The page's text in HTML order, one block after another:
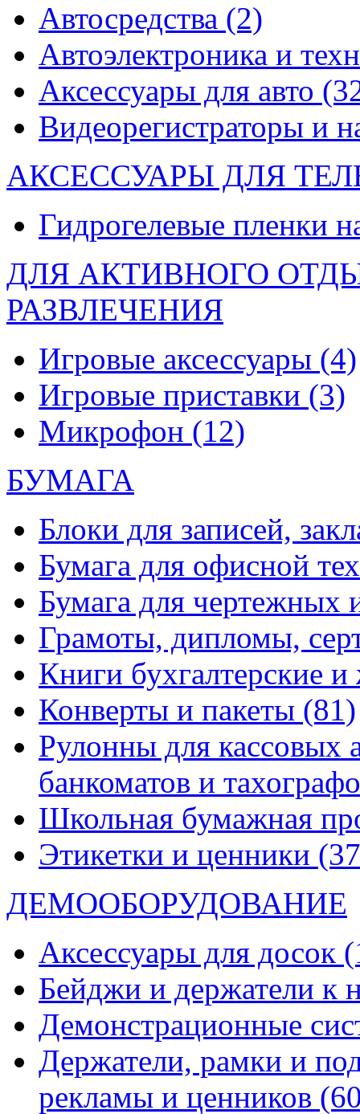
Автосредства (2)
Автоэлектроника и
Аксессуары для авто
Видеорегистраторы и
АКСЕССУАРЫ ДЛЯ
Гидрогелевые пленки
ДЛЯ АКТИВНОГО
РАЗВЛЕЧЕНИЯ
Игровые аксессуары (4)
Игровые приставки (3)
Микрофон (12)
БУМАГА
Блоки для записей,
Бумага для офисной
Бумага для чертежных
Грамоты, дипломы,
Книги бухгалтерские
Конверты и пакеты (81)
Рулонны для кассовых
банкоматов и
Школьная бумажная
Этикетки и ценники
ДЕМООБОРУДОВАНИЕ
Аксессуары для досок
Бейджи и держатели к
Демонстрационные
Держатели, рамки и
рекламы и ценников